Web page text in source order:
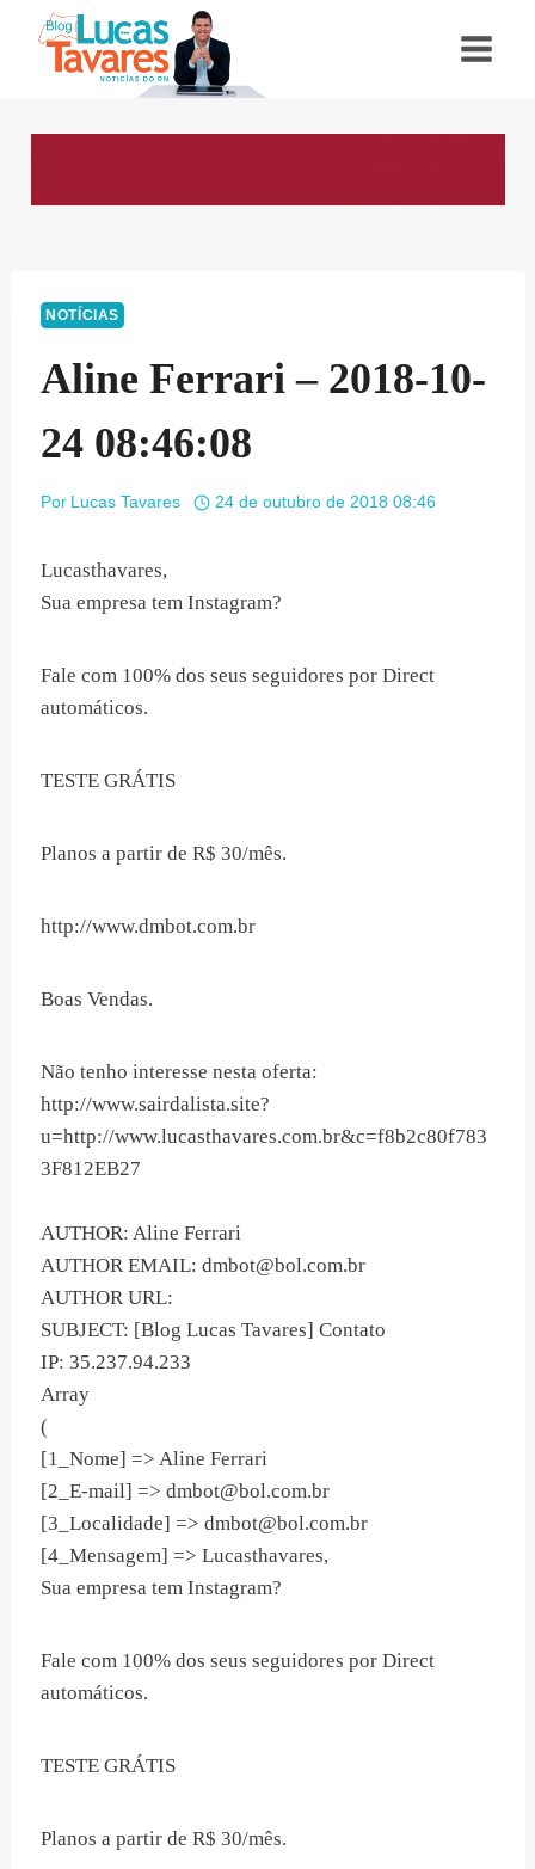
NOTÍCIAS
Aline Ferrari – 2018-10-
24 08:46:08
Por Lucas Tavares 24 de outubro de 2018 08:46
Lucasthavares,
Sua empresa tem Instagram?
Fale com 100% dos seus seguidores por Direct
automáticos.
TESTE GRÁTIS
Planos a partir de R$ 30/mês.
http://www.dmbot.com.br
Boas Vendas.
Não tenho interesse nesta oferta:
http://www.sairdalista.site?
u=http://www.lucasthavares.com.br&c=f8b2c80f783
3F812EB27
AUTHOR: Aline Ferrari
AUTHOR EMAIL: dmbot@bol.com.br
AUTHOR URL:
SUBJECT: [Blog Lucas Tavares] Contato
IP: 35.237.94.233
Array
(
[1_Nome] => Aline Ferrari
[2_E-mail] => dmbot@bol.com.br
[3_Localidade] => dmbot@bol.com.br
[4_Mensagem] => Lucasthavares,
Sua empresa tem Instagram?
Fale com 100% dos seus seguidores por Direct
automáticos.
TESTE GRÁTIS
Planos a partir de R$ 30/mês.